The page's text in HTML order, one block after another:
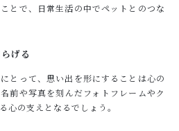
とで、日常生活の中でペットとのつな
げる
とって、思い出を形にすることは心の
前や写真を刻んだフォトフレームやク
心の支えとなるでしょう。